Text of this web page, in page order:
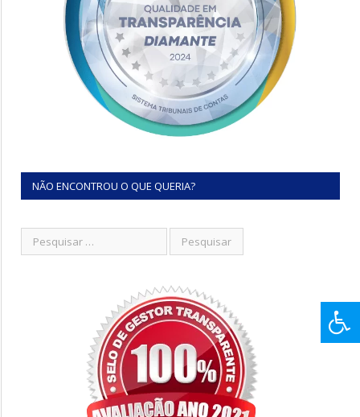
NÃO ENCONTROU O QUE QUERIA?